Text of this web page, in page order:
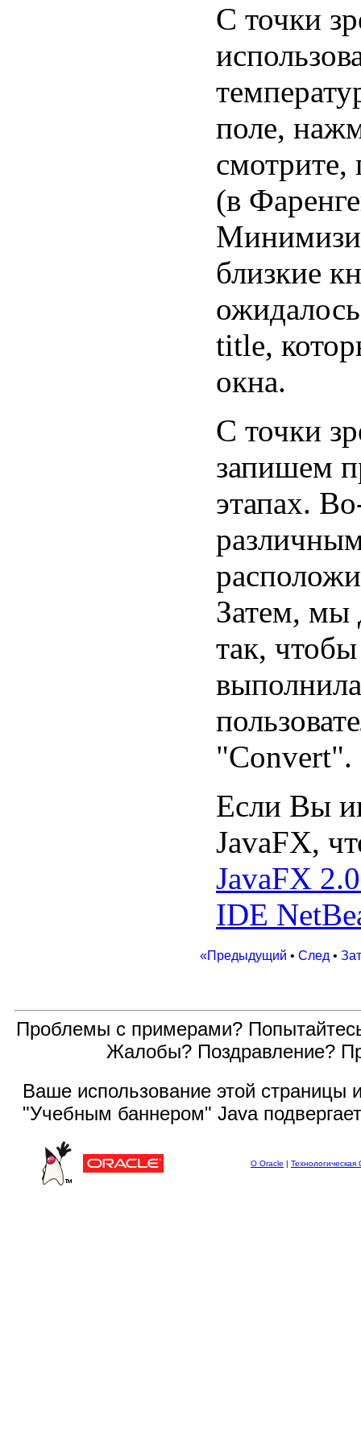
С точки
поле,
смотрите,
(в
близкие
title,
окна.
С точки
запишем
этапах.
Затем, мы
так,
"Convert".
Если Вы
JavaFX,
JavaFX
IDE
«Предыдущий • След •
Проблемы с примерами?
Жалобы? Поздравление?
Ваше использование этой страницы
"Учебным баннером" Java
О Oracle | Технологическая